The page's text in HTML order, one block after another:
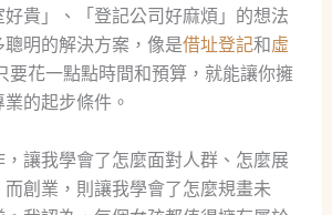
貴」、「登記公司好麻煩」的想法
明的解決方案，像是借址登記和虛
要花一點點時間和預算，就能讓你擁
的起步條件。
讓我學會了怎麼面對人群、怎麼展
創業，則讓我學會了怎麼規畫未